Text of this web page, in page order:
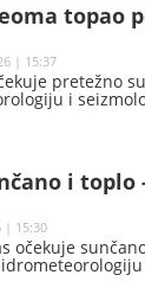
topao
| 15:37
pretežno
i
i toplo -
| 15:30
očekuje